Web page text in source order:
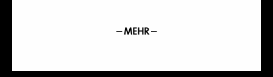
– MEHR –